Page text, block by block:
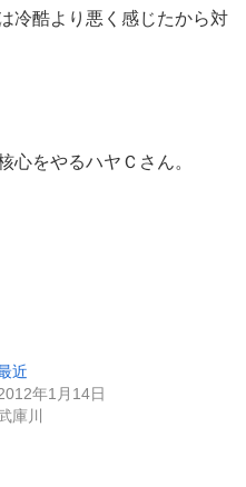
冷酷より悪く感じたから対
心をやるハヤＣさん。
近
年1月14日
庫川